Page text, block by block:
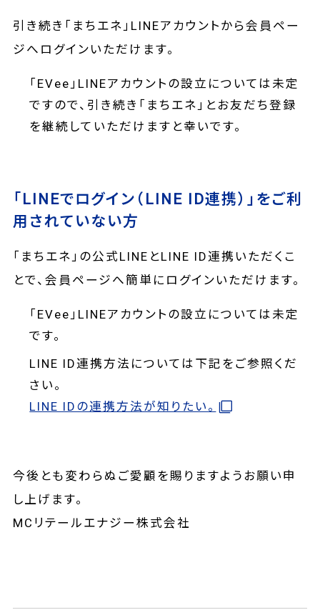
引き続き「まちエネ」LINEアカウントから会員ペー
ジへログインいただけます。
「EVee」LINEアカウントの設立については未定
ですので、引き続き「まちエネ」とお友だち登録
を継続していただけますと幸いです。
「LINEでログイン（LINE ID連携）」をご利
用されていない方
「まちエネ」の公式LINEとLINE ID連携いただくこ
とで、会員ページへ簡単にログインいただけます。
「EVee」LINEアカウントの設立については未定
です。
LINE ID連携方法については下記をご参照くだ
さい。
LINE IDの連携方法が知りたい。
今後とも変わらぬご愛顧を賜りますようお願い申
し上げます。
MCリテールエナジー株式会社